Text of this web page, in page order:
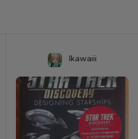
Ikawaiii